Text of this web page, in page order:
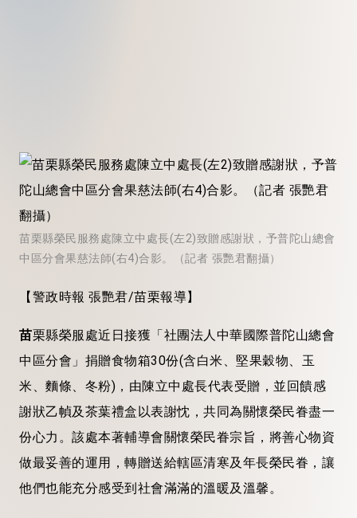
苗栗縣榮民服務處陳立中處長(左2)致贈感謝狀，予普陀山總會
中區分會果慈法師(右4)合影。（記者 張艷君翻攝）
【警政時報 張艷君/苗栗報導】
苗栗縣榮服處近日接獲「社團法人中華國際普陀山總會
中區分會」捐贈食物箱30份(含白米、堅果穀物、玉
米、麵條、冬粉) ，由陳立中處長代表受贈，並回饋感
謝狀乙幀及茶葉禮盒以表謝忱，共同為關懷榮民眷盡一
份心力。該處本著輔導會關懷榮民眷宗旨，將善心物資
做最妥善的運用，轉贈送給轄區清寒及年長榮民眷，讓
他們也能充分感受到社會滿滿的溫暖及溫馨。